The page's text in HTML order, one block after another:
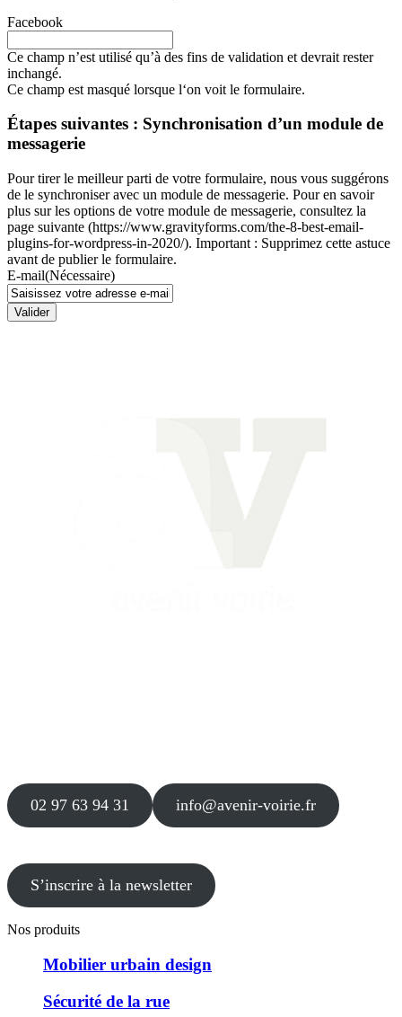
Facebook
Ce champ n’est utilisé qu’à des fins de validation et devrait rester
inchangé.
Ce champ est masqué lorsque l‘on voit le formulaire.
Étapes suivantes : Synchronisation d’un module de
messagerie
Pour tirer le meilleur parti de votre formulaire, nous vous suggérons
de le synchroniser avec un module de messagerie. Pour en savoir
plus sur les options de votre module de messagerie, consultez la
page suivante (https://www.gravityforms.com/the-8-best-email-
plugins-for-wordpress-in-2020/). Important : Supprimez cette astuce
avant de publier le formulaire.
E-mail(Nécessaire)
Valider
02 97 63 94 31 info@avenir-voirie.fr
S’inscrire à la newsletter
Nos produits
Mobilier urbain design
Sécurité de la rue